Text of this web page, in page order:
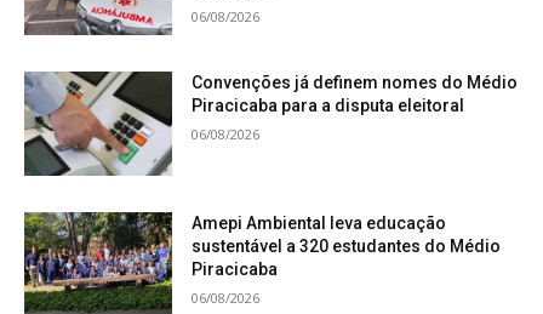
06/08/2026
Convenções já definem nomes do Médio
Piracicaba para a disputa eleitoral
06/08/2026
Amepi Ambiental leva educação
sustentável a 320 estudantes do Médio
Piracicaba
06/08/2026